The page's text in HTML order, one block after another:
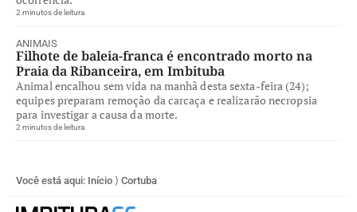
2 minutos de leitura
ANIMAIS
Filhote de baleia-franca é encontrado morto na
Praia da Ribanceira, em Imbituba
Animal encalhou sem vida na manhã desta sexta-feira (24);
equipes preparam remoção da carcaça e realizarão necropsia
para investigar a causa da morte.
2 minutos de leitura
Você está aqui: Início ⟩ Cortuba